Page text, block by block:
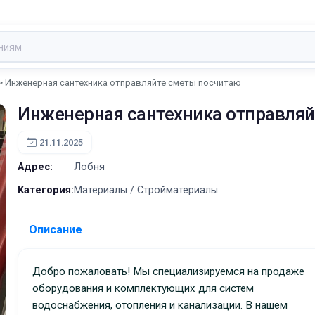
Инженерная сантехника отправляйте сметы посчитаю
Инженерная сантехника
21.11.2025
Адрес:
Лобня
Категория:Материалы / Стройматериалы
Описание
Добро пожаловать! Мы специализируемся на продаже
оборудования и комплектующих для систем
водоснабжения, отопления и канализации. В нашем